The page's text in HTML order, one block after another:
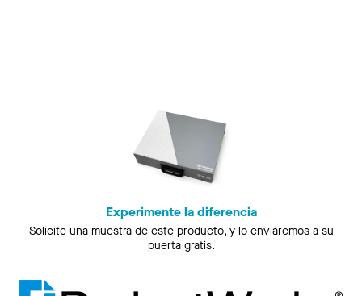
Experimente la diferencia
Solicite una muestra de este producto, y lo enviaremos a su
puerta gratis.